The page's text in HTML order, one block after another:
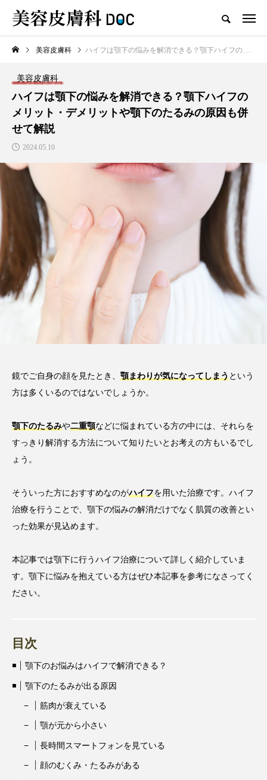
TOP シミ
新着記事
注目のトピック
コラム
美容皮膚科 ハイフは顎下の悩みを解消できる？顎下ハイフのメリット・デメリットや顎下のたるみの原因も併せて解説
美容皮膚科
ハイフは顎下の悩みを解消できる？顎下ハイフの
メリット・デメリットや顎下のたるみの原因も併
せて解説
2024.05.10
鏡でご自身の顔を見たとき、 顎まわりが気になってしまうという
方は多くいるのではないでしょうか。
顎下のたるみや二重顎などに悩まれている方の中には、それらを
すっきり解消する方法について知りたいとお考えの方もいるでし
ょう。
そういった方におすすめなのがハイフを用いた治療です。ハイフ
治療を行うことで、顎下の悩みの解消だけでなく肌質の改善とい
った効果が見込めます。
本記事では顎下に行うハイフ治療について詳しく紹介していま
す。顎下に悩みを抱えている方はぜひ本記事を参考になさってく
ださい。
目次
顎下のお悩みはハイフで解消できる？
顎下のたるみが出る原因
筋肉が衰えている
顎が元から小さい
長時間スマートフォンを見ている
顔のむくみ・たるみがある